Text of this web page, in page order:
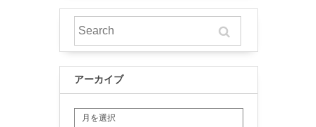
アーカイブ